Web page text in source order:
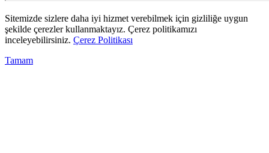
Sitemizde sizlere daha iyi hizmet verebilmek için gizliliğe uygun
şekilde çerezler kullanmaktayız. Çerez politikamızı
inceleyebilirsiniz. Çerez Politikası
Tamam